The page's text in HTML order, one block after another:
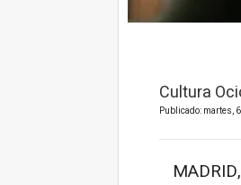
Cultura
Publicado: martes,